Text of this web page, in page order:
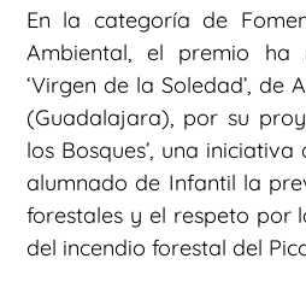
En la categoría de
Ambiental, el premio ha
‘Virgen de la Soledad’, de
(Guadalajara), por su
los Bosques’, una
alumnado de Infantil la
forestales y el respeto por
del incendio forestal del